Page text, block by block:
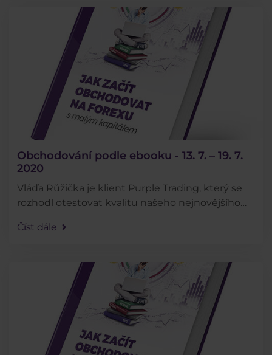
Obchodování podle ebooku - 13. 7. – 19. 7.
2020
Vláďa Růžička je klient Purple Trading, který se
rozhodl otestovat kvalitu našeho nejnovějšího
rad v něm obsažených. Jak se mu daří můžete
Číst dále